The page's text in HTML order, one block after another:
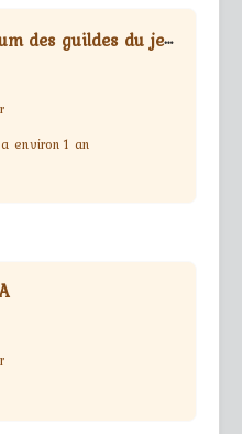
du jeu Forge Of Empires
environ 1 an